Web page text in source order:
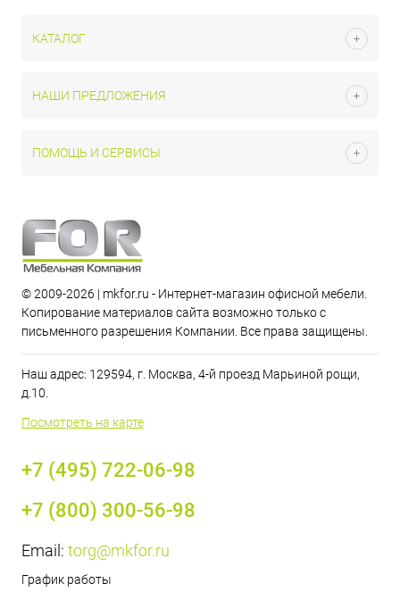
КАТАЛОГ
НАШИ ПРЕДЛОЖЕНИЯ
ПОМОЩЬ И СЕРВИСЫ
© 2009-2026 | mkfor.ru - Интернет-магазин офисной мебели.
Копирование материалов сайта возможно только с
письменного разрешения Компании. Все права защищены.
Наш адрес: 129594, г. Москва, 4-й проезд Марьиной рощи,
д.10.
Посмотреть на карте
+7 (495) 722-06-98
+7 (800) 300-56-98
Email: torg@mkfor.ru
График работы